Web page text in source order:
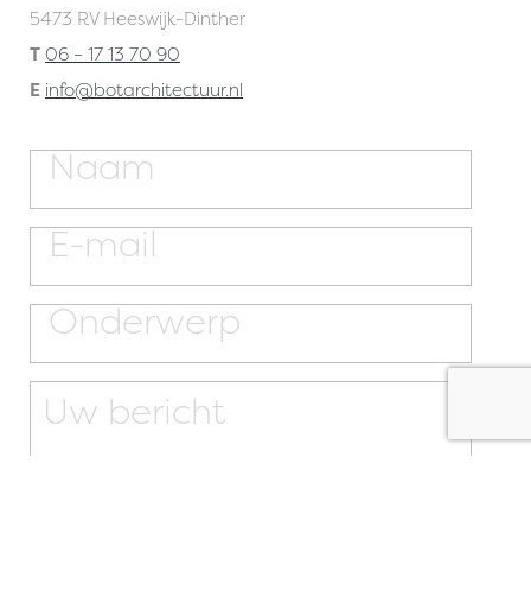
5473 RV Heeswijk-Dinther
T 06 – 17 13 70 90
E info@botarchitectuur.nl